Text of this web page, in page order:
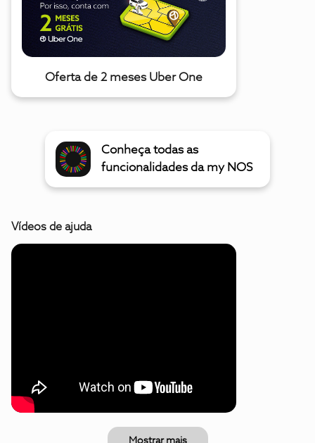
Oferta de 2 meses Uber One
Conheça todas as
funcionalidades da my NOS
Vídeos de ajuda